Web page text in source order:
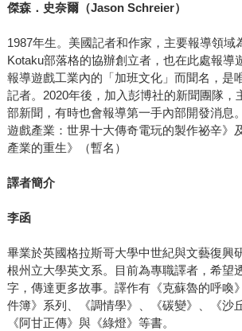
傑森．史奈爾（Jason Schreier）
1987年生。美國記者和作家，主要報導領域
Kotaku部落格的協辦創立者，也在此處報導
報導遊戲工業內的「加班文化」而聞名，是
記者。2020年後，加入彭博社的新聞團隊，
部新聞，有時也會報導第一手內部開發消息
遊戲產業：世界十大傳奇電玩的製作祕辛》
產業的重生》（暫名）
譯者簡介
李函
畢業於英國格拉斯哥大學中世紀與文藝復興
根州立大學英文系。目前為專職譯者，希望
字，傳達更多故事。譯作有《克蘇魯的呼喚
件簿》系列、《調情學》、《碳變》、《沙
《阿甘正傳》與《綠燈》等書。